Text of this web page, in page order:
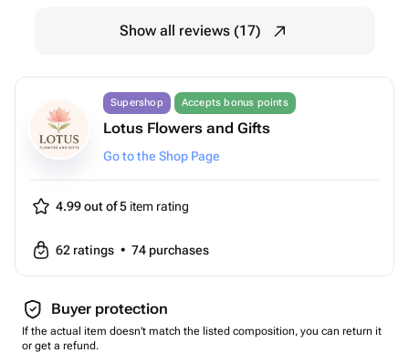
Show all reviews (17)
Supershop Accepts bonus points
Lotus Flowers and Gifts
Go to the Shop Page
4.99 out of 5 item rating
62 ratings • 74 purchases
Buyer protection
If the actual item doesn't match the listed composition, you can return it
or get a refund.